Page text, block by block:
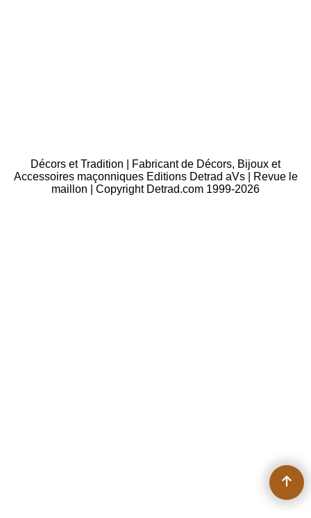
Décors et Tradition | Fabricant de Décors, Bijoux et
Accessoires maçonniques Editions Detrad aVs | Revue le
maillon | Copyright Detrad.com 1999-2026